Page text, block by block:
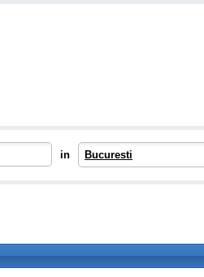
in Bucuresti